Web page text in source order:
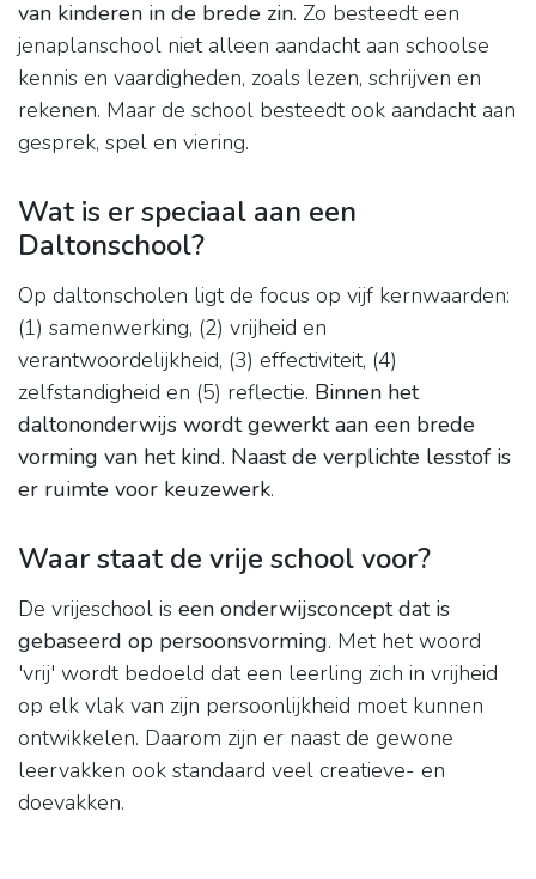
van kinderen in de brede zin. Zo besteedt een
jenaplanschool niet alleen aandacht aan schoolse
kennis en vaardigheden, zoals lezen, schrijven en
rekenen. Maar de school besteedt ook aandacht aan
gesprek, spel en viering.
Wat is er speciaal aan een
Daltonschool?
Op daltonscholen ligt de focus op vijf kernwaarden:
(1) samenwerking, (2) vrijheid en
verantwoordelijkheid, (3) effectiviteit, (4)
zelfstandigheid en (5) reflectie. Binnen het
daltononderwijs wordt gewerkt aan een brede
vorming van het kind. Naast de verplichte lesstof is
er ruimte voor keuzewerk.
Waar staat de vrije school voor?
De vrijeschool is een onderwijsconcept dat is
gebaseerd op persoonsvorming. Met het woord
'vrij' wordt bedoeld dat een leerling zich in vrijheid
op elk vlak van zijn persoonlijkheid moet kunnen
ontwikkelen. Daarom zijn er naast de gewone
leervakken ook standaard veel creatieve- en
doevakken.